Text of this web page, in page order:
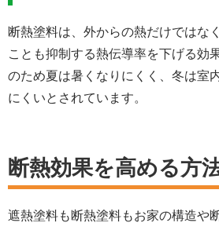
断熱塗料は、外からの熱だけではな
ことも抑制する熱伝導率を下げる効
のため夏は暑くなりにくく、冬は室
にくいとされています。
断熱効果を高める方
遮熱塗料も断熱塗料もお家の構造や